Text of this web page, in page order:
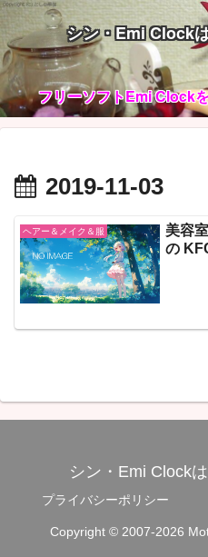
シン・Emi Clock
フリーソフトEmi Clock
2019-11-03
ヘアー＆メイク＆服
美容
の
シン・Emi Clock
プライバシーポリシー
Copyright © 2007-2026